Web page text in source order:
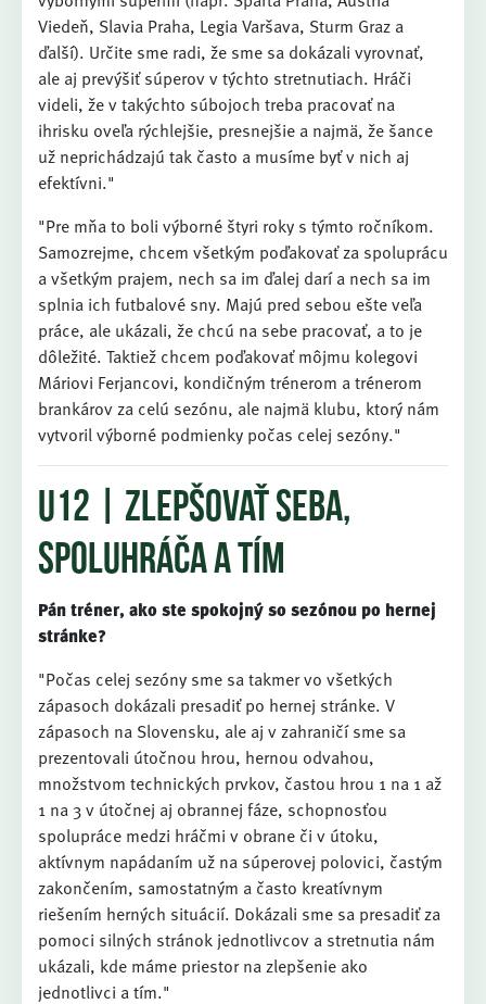
Viedeň, Slavia Praha, Legia Varšava, Sturm Graz a
ďalší). Určite sme radi, že sme sa dokázali vyrovnať,
ale aj prevýšiť súperov v týchto stretnutiach. Hráči
videli, že v takýchto súbojoch treba pracovať na
ihrisku oveľa rýchlejšie, presnejšie a najmä, že šance
už neprichádzajú tak často a musíme byť v nich aj
efektívni."
"Pre mňa to boli výborné štyri roky s týmto ročníkom.
Samozrejme, chcem všetkým poďakovať za spoluprácu
a všetkým prajem, nech sa im ďalej darí a nech sa im
splnia ich futbalové sny. Majú pred sebou ešte veľa
práce, ale ukázali, že chcú na sebe pracovať, a to je
dôležité. Taktiež chcem poďakovať môjmu kolegovi
Máriovi Ferjancovi, kondičným trénerom a trénerom
brankárov za celú sezónu, ale najmä klubu, ktorý nám
vytvoril výborné podmienky počas celej sezóny."
U12 | zlepšovať seba,
spoluhráča a tím
Pán tréner, ako ste spokojný so sezónou po hernej
stránke?
"Počas celej sezóny sme sa takmer vo všetkých
zápasoch dokázali presadiť po hernej stránke. V
zápasoch na Slovensku, ale aj v zahraničí sme sa
prezentovali útočnou hrou, hernou odvahou,
množstvom technických prvkov, častou hrou 1 na 1 až
1 na 3 v útočnej aj obrannej fáze, schopnosťou
spolupráce medzi hráčmi v obrane či v útoku,
aktívnym napádaním už na súperovej polovici, častým
zakončením, samostatným a často kreatívnym
riešením herných situácií. Dokázali sme sa presadiť za
pomoci silných stránok jednotlivcov a stretnutia nám
ukázali, kde máme priestor na zlepšenie ako
jednotlivci a tím."